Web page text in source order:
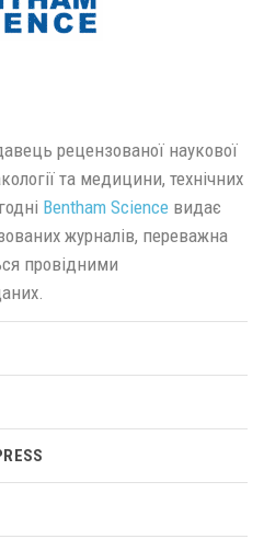
рецензованої наукової
та медицини, технічних
Bentham Science видає
журналів, переважна
провідними